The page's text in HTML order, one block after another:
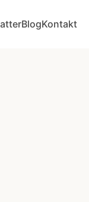
BlogKontakt